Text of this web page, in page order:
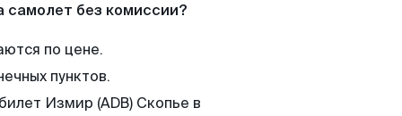
самолет без комиссии?
по цене.
пунктов.
Измир (ADB) Скопье в